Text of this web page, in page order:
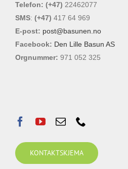
Telefon: (+47) 22462077
SMS: (+47) 417 64 969
E-post: post@basunen.no
Facebook: Den Lille Basun AS
Orgnummer: 971 052 325
KONTAKTSKJEMA